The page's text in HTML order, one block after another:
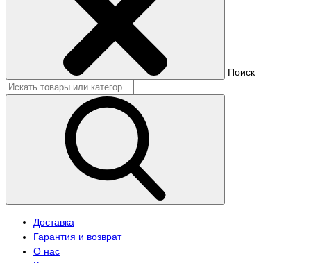
Поиск
Доставка
Гарантия и возврат
О нас